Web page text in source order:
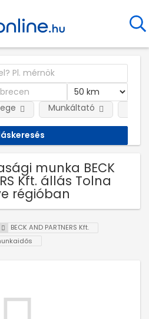
Munkáltató
munka BECK
Kft. állás Tolna
régióban
BECK AND PARTNERS Kft.